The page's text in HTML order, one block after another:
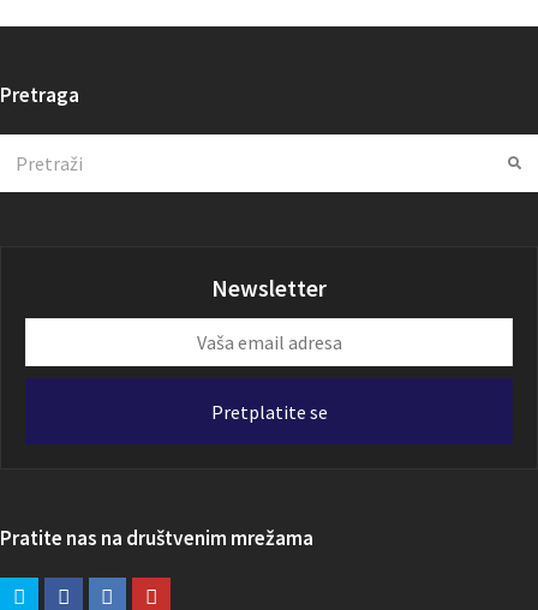
Pretraga
Newsletter
email
Pretplatite se
Pratite nas na društvenim mrežama